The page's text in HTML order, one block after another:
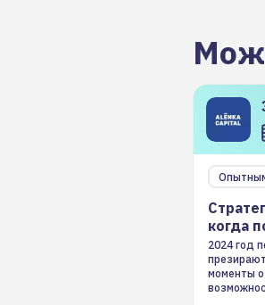
когда
2024 год
моменты